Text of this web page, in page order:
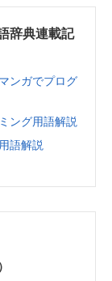
辞典連載記
ンガでプログ
ング用語解説
語解説